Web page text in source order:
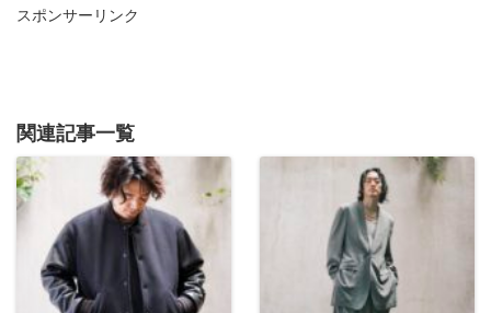
スポンサーリンク
関連記事一覧